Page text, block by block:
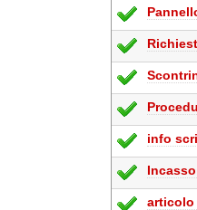
info
articolo